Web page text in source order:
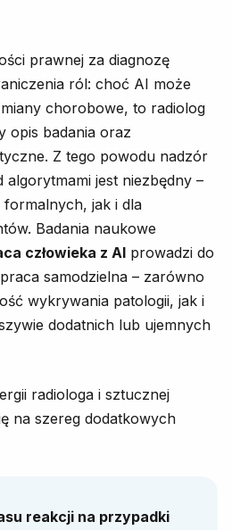
prawnej za diagnozę
ról: choć AI może
chorobowe, to radiolog
opis badania oraz
Z tego powodu nadzór
algorytmami jest niezbędny –
jak i dla
Badania naukowe
człowieka z AI prowadzi do
samodzielna – zarówno
wykrywania patologii, jak i
dodatnich lub ujemnych
radiologa i sztucznej
na szereg dodatkowych
reakcji na przypadki